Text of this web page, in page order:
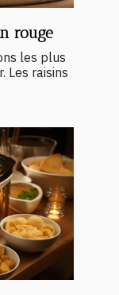
rouge
les plus
Les raisins